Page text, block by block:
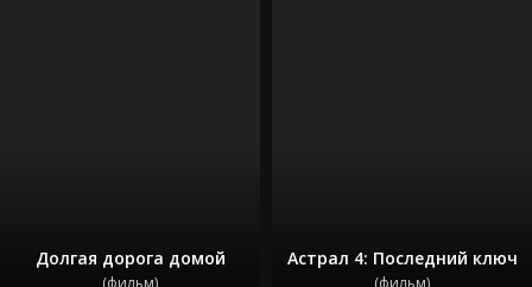
Долгая дорога домой
(фильм)
Астрал 4: Последний ключ
(фильм)